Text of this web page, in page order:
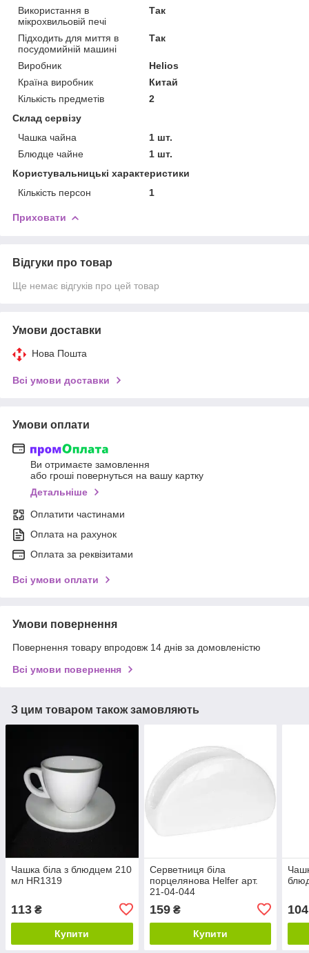
Використання в
мікрохвильовій печі
Так
Підходить для миття в
посудомийній машині
Так
Виробник
Helios
Країна виробник
Китай
Кількість предметів
2
Склад сервізу
Чашка чайна
1 шт.
Блюдце чайне
1 шт.
Користувальницькі характеристики
Кількість персон
1
Приховати
Відгуки про товар
Ще немає відгуків про цей товар
Умови доставки
Нова Пошта
Всі умови доставки
Умови оплати
Ви отримаєте замовлення
або гроші повернуться на вашу картку
Детальніше
Оплатити частинами
Оплата на рахунок
Оплата за реквізитами
Всі умови оплати
Умови повернення
Повернення товару впродовж 14 днів за домовленістю
Всі умови повернення
З цим товаром також замовляють
Чашка біла з блюдцем 210
мл HR1319
113 ₴
Купити
Серветниця біла
порцелянова Helfer арт.
21-04-044
159₴
Купити
104